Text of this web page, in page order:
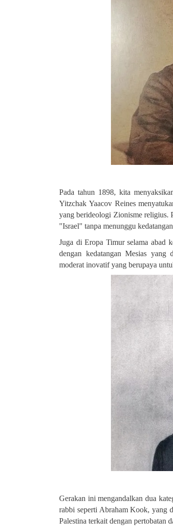
Pada tahun 1898, kita
Yitzchak Yaacov Reines
yang berideologi Zionisme religius.
"Israel" tanpa menunggu
Juga di Eropa Timur selama abad
dengan kedatangan Mesias yang
moderat inovatif yang berupaya
Gerakan ini mengandalkan dua
rabbi seperti Abraham Kook, yang
Palestina terkait dengan pertobatan